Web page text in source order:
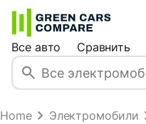
Все авто
Сравнить
Home Электромобили